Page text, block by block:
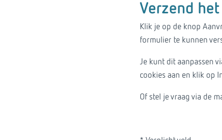
Verzend
Klik je op de knop
formulier te kunnen
Je kunt dit aanpassen
cookies aan en klik op
Of stel je vraag via de